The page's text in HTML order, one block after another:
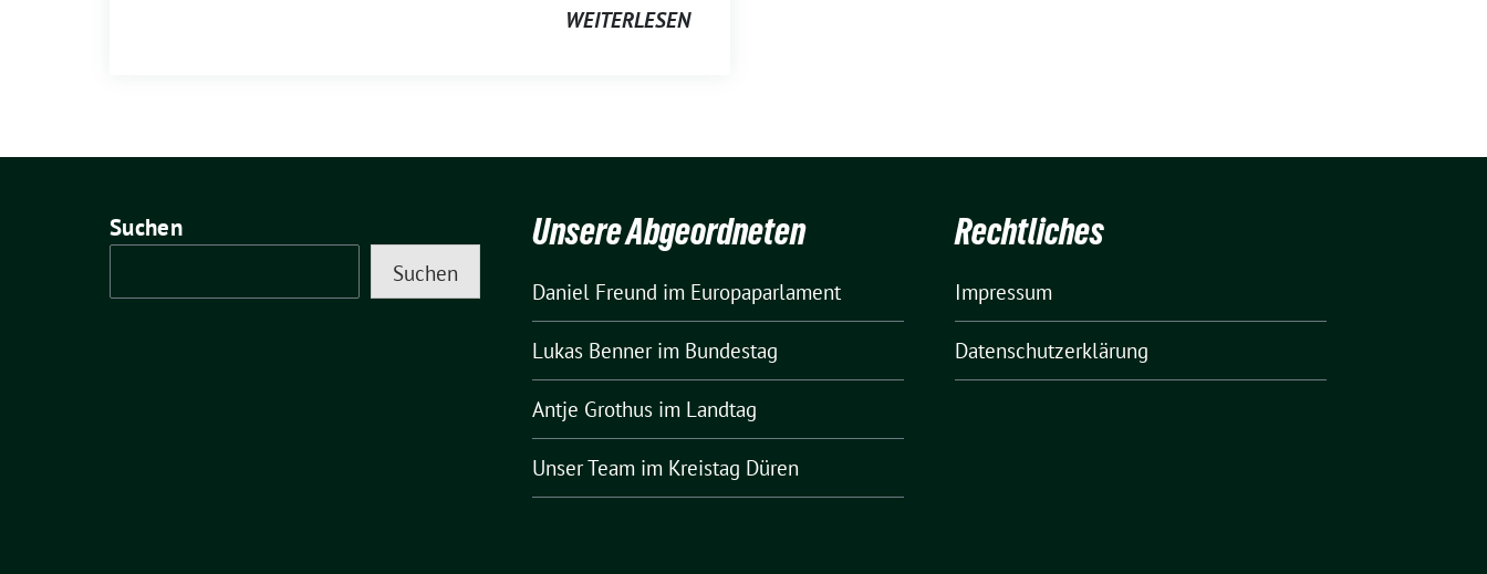
WEITERLESEN
Suchen
Suchen
Unsere Abgeordneten
Daniel Freund im Europaparlament
Lukas Bennerim Bundestag
Antje Grothus im Landtag
Unser Team im Kreistag Düren
Rechtliches
Impressum
Datenschutzerklärung